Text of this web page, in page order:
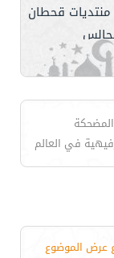
قحطان
المضحكة
في العالم
عرض الموضوع